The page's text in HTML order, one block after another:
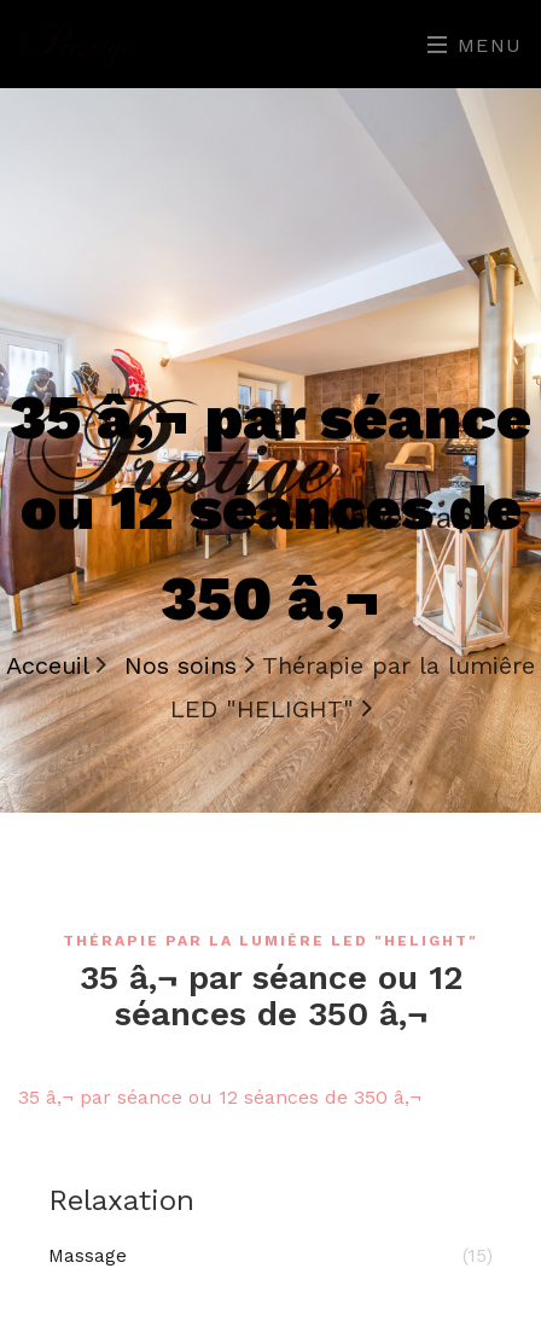
MENU
35 â‚¬ par séance
ou 12 séances de
350 â‚¬
Acceuil Nos soins Thérapie par la lumiêre
LED "HELIGHT"
THÉRAPIE PAR LA LUMIÊRE LED "HELIGHT"
35 â‚¬ par séance ou 12
séances de 350 â‚¬
35 â‚¬ par séance ou 12 séances de 350 â‚¬
Relaxation
Massage (15)